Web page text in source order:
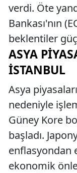
verdi. Öte
Bankası'nın
beklentiler
ASYA
İSTANBUL
Asya
nedeniyle
Güney Kore
başladı.
enflasyondan
ekonomik